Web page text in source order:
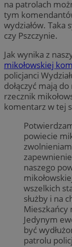
na patrolach
tym
wydziałów. Taka
czy Pszczynie.
Jak wynika z
mikołowskiej
policjanci
dołączyć mają
rzecznik
komentarz w tej
powiecie
naszego
wszelkich
służby i na
Mieszkańcy
Jedynym
być
patrolu